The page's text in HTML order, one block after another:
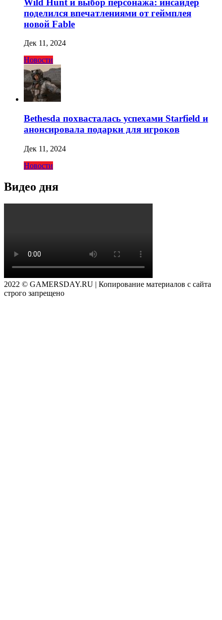
поделился впечатлениями от геймплея
новой Fable
Дек 11, 2024
Новости
Bethesda похвасталась успехами Starfield и
анонсировала подарки для игроков
Дек 11, 2024
Новости
Видео дня
2022 © GAMERSDAY.RU | Копирование материалов с сайта
строго запрещено